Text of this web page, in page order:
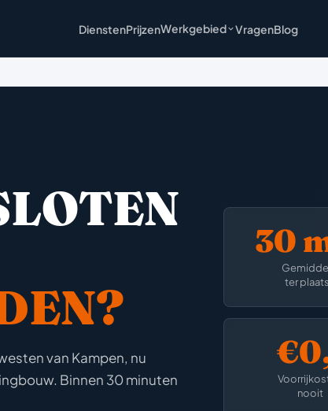
DienstenPrijzenWerkgebied VragenBlog
van Kampen, nu
Binnen 30 minuten
30
ter
nooit